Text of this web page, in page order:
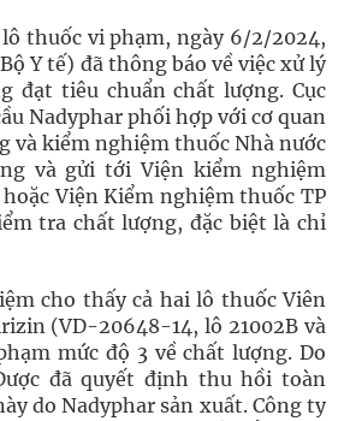
lô thuốc vi phạm, ngày 6/2/2024,
Y tế) đã thông báo về việc xử lý
đạt tiêu chuẩn chất lượng. Cục
Nadyphar phối hợp với cơ quan
và kiểm nghiệm thuốc Nhà nước
và gửi tới Viện kiểm nghiệm
Viện Kiểm nghiệm thuốc TP
tra chất lượng, đặc biệt là chỉ
cho thấy cả hai lô thuốc Viên
(VD-20648-14, lô 21002B và
mức độ 3 về chất lượng. Do
đã quyết định thu hồi toàn
do Nadyphar sản xuất. Công ty